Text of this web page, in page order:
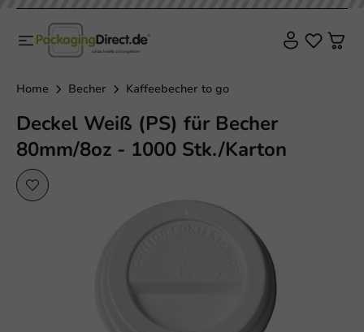
Home Becher Kaffeebecher to go
Deckel Weiß (PS) für Becher
80mm/8oz - 1000 Stk./Karton